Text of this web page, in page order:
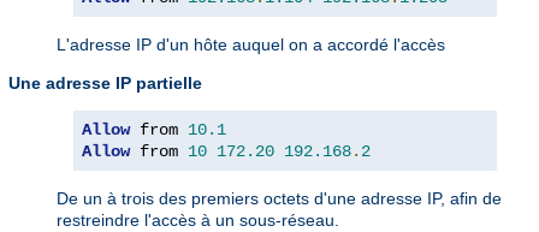
L'adresse IP d'un hôte auquel on a accordé l'accès
Une adresse IP partielle
Allow from 10.1
Allow from 10 172.20 192.168. 2
De un à trois des premiers octets d'une adresse IP, afin de
restreindre l'accès à un sous-réseau.